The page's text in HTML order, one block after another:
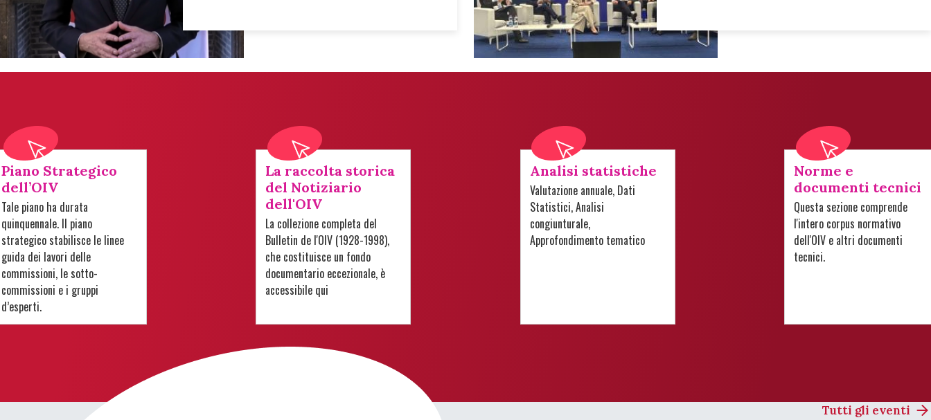
Piano Strategico
dell’OIV
Tale piano ha durata
quinquennale. Il piano
strategico stabilisce le linee
guida dei lavori delle
commissioni, le sotto-
commissioni e i gruppi
d’esperti.
La raccolta storica
del Notiziario
dell'OIV
La collezione completa del
Bulletin de l'OIV (1928-1998),
che costituisce un fondo
documentario eccezionale, è
accessibile qui
Analisi statistiche
Valutazione annuale, Dati
Statistici, Analisi
congiunturale,
Approfondimento tematico
Norme e
documenti tecnici
Questa sezione comprende
l'intero corpus normativo
dell'OIV e altri documenti
tecnici.
Tutti gli eventi